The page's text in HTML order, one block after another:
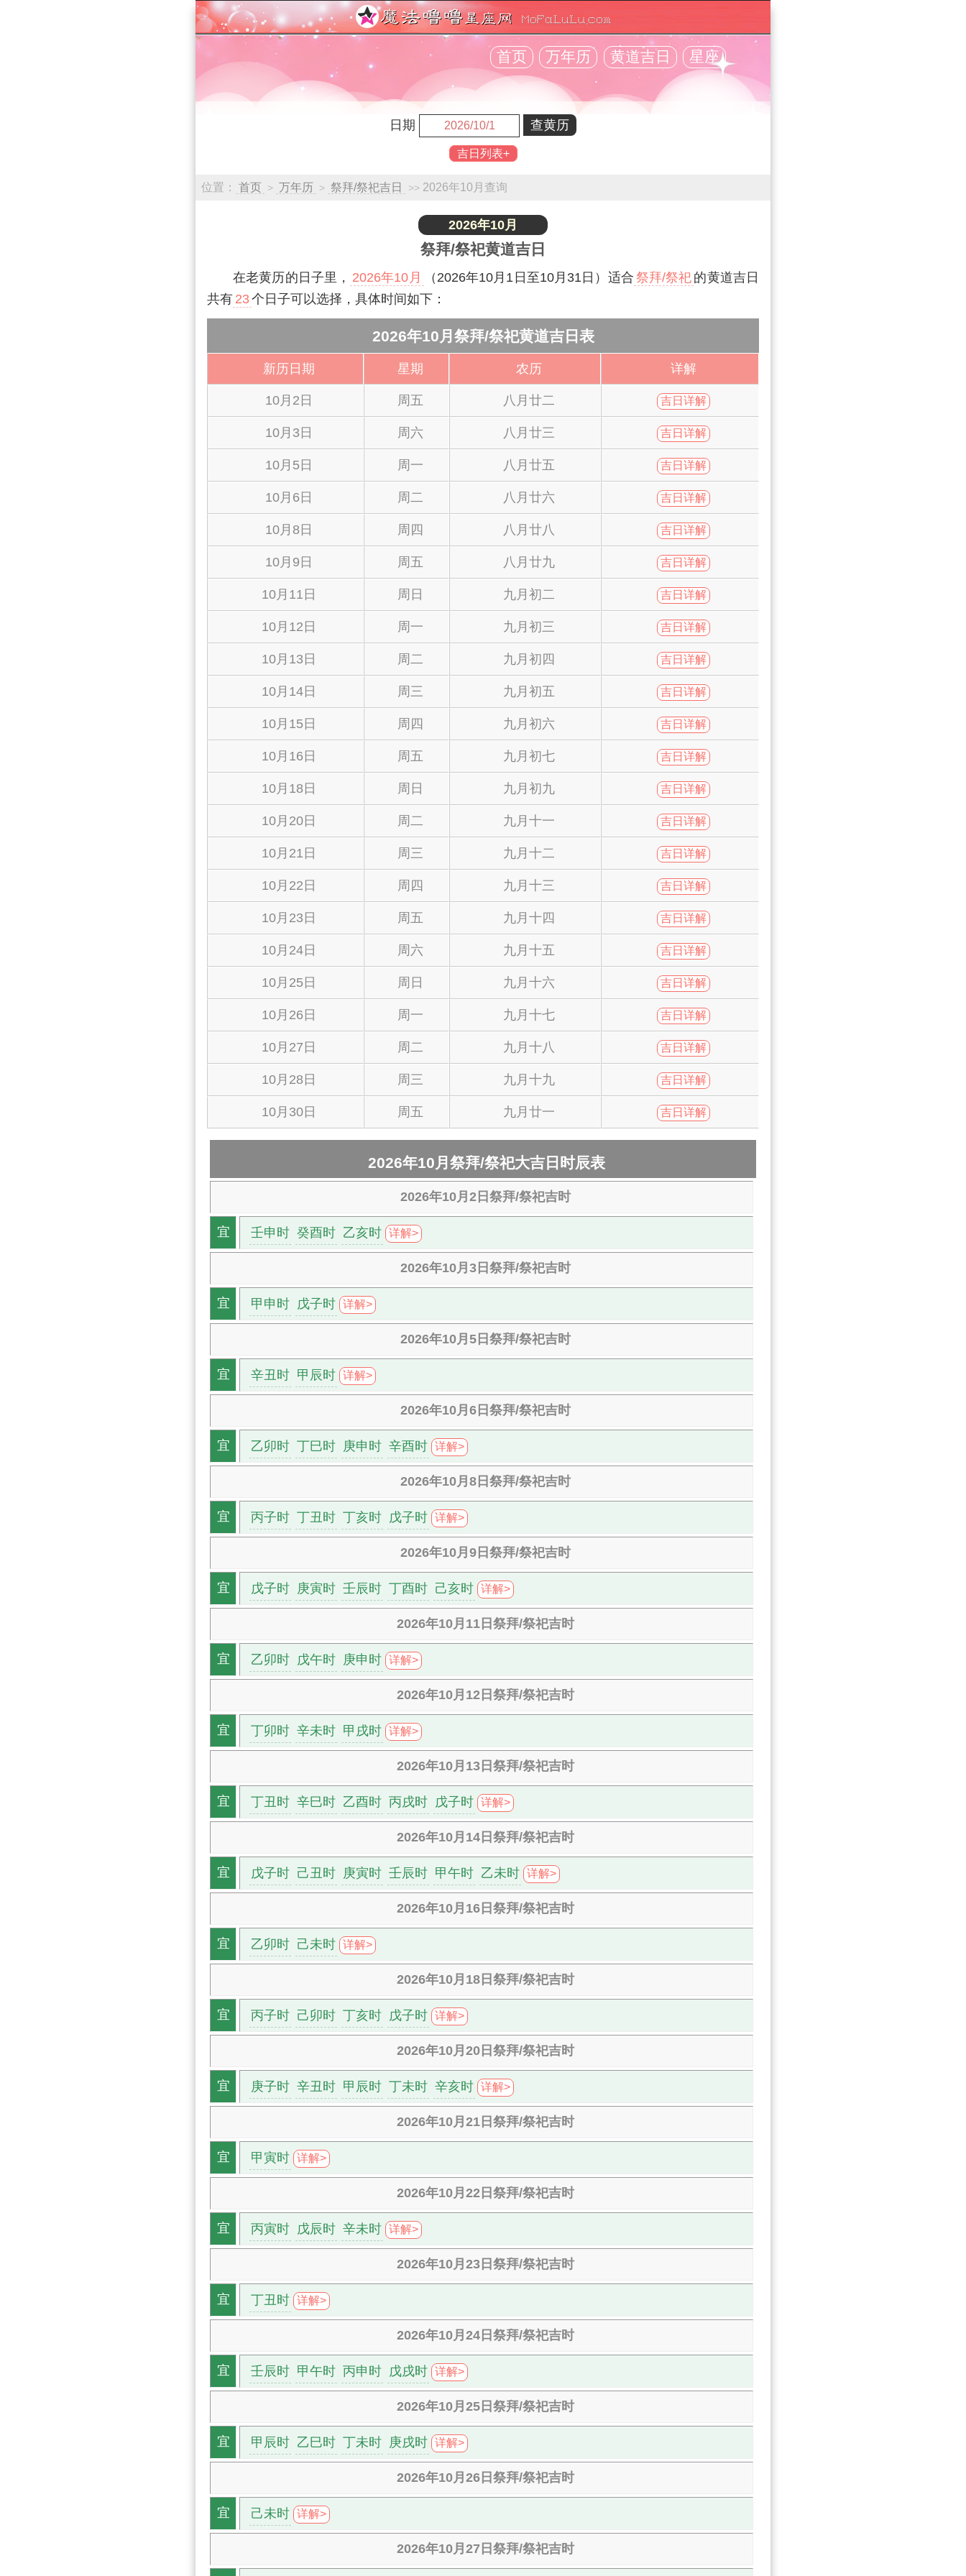
首页 万年历 黄道吉日 星座
日期
吉日列表+
位置： 首页 > 万年历 > 祭拜/祭祀吉日 >> 2026年10月查询
2026年10月
祭拜/祭祀黄道吉日
在老黄历的日子里， 2026年10月 （2026年10月1日至10月31日）适合 祭拜/祭祀 的黄道吉日
共有 23个日子可以选择，具体时间如下：
2026年10月祭拜/祭祀黄道吉日表
新历日期 星期 农历 详解
10月2日 周五 八月廿二 吉日详解
10月3日 周六 八月廿三 吉日详解
10月5日 周一 八月廿五 吉日详解
10月6日 周二 八月廿六 吉日详解
10月8日 周四 八月廿八 吉日详解
10月9日 周五 八月廿九 吉日详解
10月11日 周日 九月初二 吉日详解
10月12日 周一 九月初三 吉日详解
10月13日 周二 九月初四 吉日详解
10月14日 周三 九月初五 吉日详解
10月15日 周四 九月初六 吉日详解
10月16日 周五 九月初七 吉日详解
10月18日 周日 九月初九 吉日详解
10月20日 周二 九月十一 吉日详解
10月21日 周三 九月十二 吉日详解
10月22日 周四 九月十三 吉日详解
10月23日 周五 九月十四 吉日详解
10月24日 周六 九月十五 吉日详解
10月25日 周日 九月十六 吉日详解
10月26日 周一 九月十七 吉日详解
10月27日 周二 九月十八 吉日详解
10月28日 周三 九月十九 吉日详解
10月30日 周五 九月廿一 吉日详解
2026年10月祭拜/祭祀大吉日时辰表
2026年10月2日祭拜/祭祀吉时
宜 壬申时 癸酉时 乙亥时 详解>
2026年10月3日祭拜/祭祀吉时
宜 甲申时 戊子时 详解>
2026年10月5日祭拜/祭祀吉时
宜 辛丑时 甲辰时 详解>
2026年10月6日祭拜/祭祀吉时
宜 乙卯时 丁巳时 庚申时 辛酉时 详解>
2026年10月8日祭拜/祭祀吉时
宜 丙子时 丁丑时 丁亥时 戊子时 详解>
2026年10月9日祭拜/祭祀吉时
宜 戊子时 庚寅时 壬辰时 丁酉时 己亥时 详解>
2026年10月11日祭拜/祭祀吉时
宜 乙卯时 戊午时 庚申时 详解>
2026年10月12日祭拜/祭祀吉时
宜 丁卯时 辛未时 甲戌时 详解>
2026年10月13日祭拜/祭祀吉时
宜 丁丑时 辛巳时 乙酉时 丙戌时 戊子时 详解>
2026年10月14日祭拜/祭祀吉时
宜 戊子时 己丑时 庚寅时 壬辰时 甲午时 乙未时 详解>
2026年10月16日祭拜/祭祀吉时
宜 乙卯时 己未时 详解>
2026年10月18日祭拜/祭祀吉时
宜 丙子时 己卯时 丁亥时 戊子时 详解>
2026年10月20日祭拜/祭祀吉时
宜 庚子时 辛丑时 甲辰时 丁未时 辛亥时 详解>
2026年10月21日祭拜/祭祀吉时
宜 甲寅时 详解>
2026年10月22日祭拜/祭祀吉时
宜 丙寅时 戊辰时 辛未时 详解>
2026年10月23日祭拜/祭祀吉时
宜 丁丑时 详解>
2026年10月24日祭拜/祭祀吉时
宜 壬辰时 甲午时 丙申时 戊戌时 详解>
2026年10月25日祭拜/祭祀吉时
宜 甲辰时 乙巳时 丁未时 庚戌时 详解>
2026年10月26日祭拜/祭祀吉时
宜 己未时 详解>
2026年10月27日祭拜/祭祀吉时